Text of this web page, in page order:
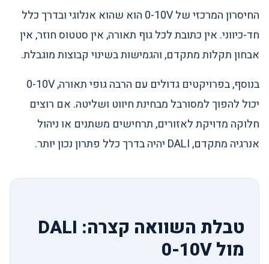
החיסרון המרכזי של 0-10V הוא שהוא אנלוגי ובדרך כלל
חד-כיווני. אין כתובת לכל גוף תאורה, אין סטטוס חוזר, אין
אבחון תקלות מתקדם, והגמישות בשינוי קבוצות מוגבלת.
בנוסף, בפרויקטים גדולים עם הרבה גופי תאורה, 0-10V
יכול להפוך למסורבל מבחינת חיווט ושליטה. אם רוצים
חלוקה מדויקת לאזורים, תרחישים משתנים או ניהול
אנרגיה מתקדם, DALI יהיה בדרך כלל פתרון נכון יותר.
טבלת השוואה קצרה: DALI
מול 0-10V